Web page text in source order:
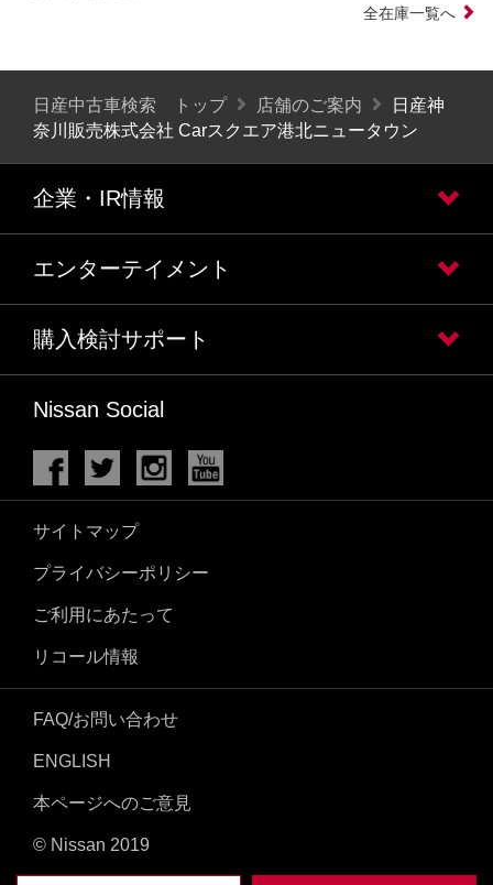
全在庫一覧へ
日産中古車検索 トップ 店舗のご案内
日産神
奈川販売株式会社 Carスクエア港北ニュータウン
企業・IR情報
エンターテイメント
購入検討サポート
Nissan Social
サイトマップ
プライバシーポリシー
ご利用にあたって
リコール情報
FAQ/お問い合わせ
ENGLISH
本ページへのご意見
© Nissan 2019